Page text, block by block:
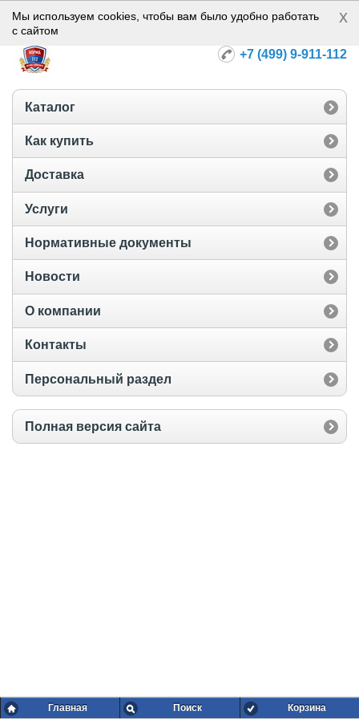
Норма-112
+7 (499) 9-911-112
Каталог
Как купить
Доставка
Услуги
Нормативные документы
Новости
О компании
Контакты
Персональный раздел
Полная версия сайта
Главная Поиск Корзина
Мы используем cookies, чтобы вам было удобно работать
с сайтом
x